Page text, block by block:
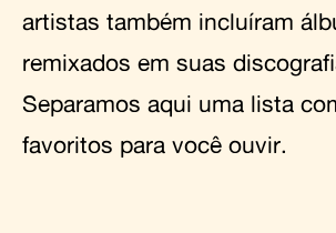
artistas também incluíram
remixados em suas
Separamos aqui uma lista
favoritos para você ouvir.